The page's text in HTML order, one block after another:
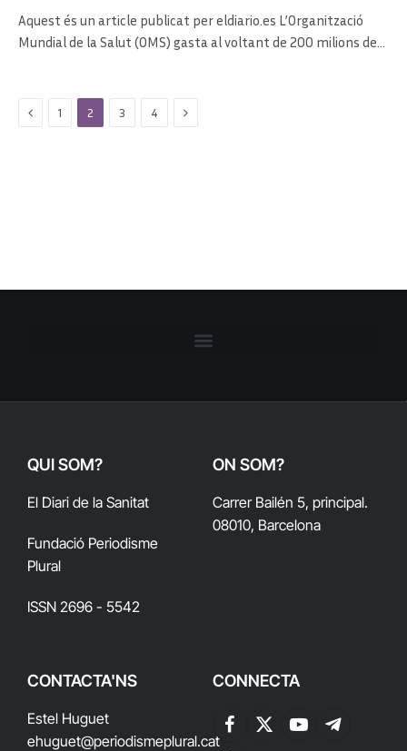
Aquest és un article publicat per eldiario.es L’Organització
Mundial de la Salut (OMS) gasta al voltant de 200 milions de…
Previous
1 2 3 4 Next
QUI SOM?
El Diari de la Sanitat
Fundació Periodisme
Plural
ISSN 2696 - 5542
ON SOM?
Carrer Bailén 5, principal.
08010, Barcelona
CONTACTA'NS
Estel Huguet
ehuguet@periodismeplural.cat
CONNECTA
Facebook
X
YouTubeTelegram